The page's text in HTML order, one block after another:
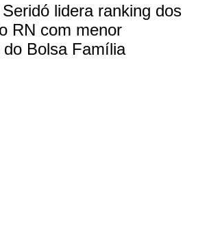
lidera ranking dos
RN com menor
do Bolsa Família